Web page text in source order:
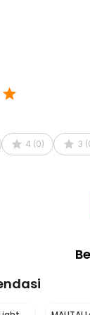
Lampu Plafon
4 (0) 3 (